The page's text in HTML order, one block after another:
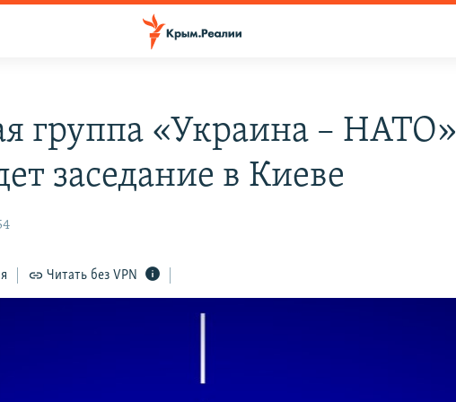
группа «Украина – НАТО»
заседание в Киеве
Читать без VPN